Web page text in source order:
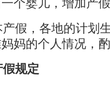
个婴儿，增加产
产假，各地的计划
妈的个人情况，
规定